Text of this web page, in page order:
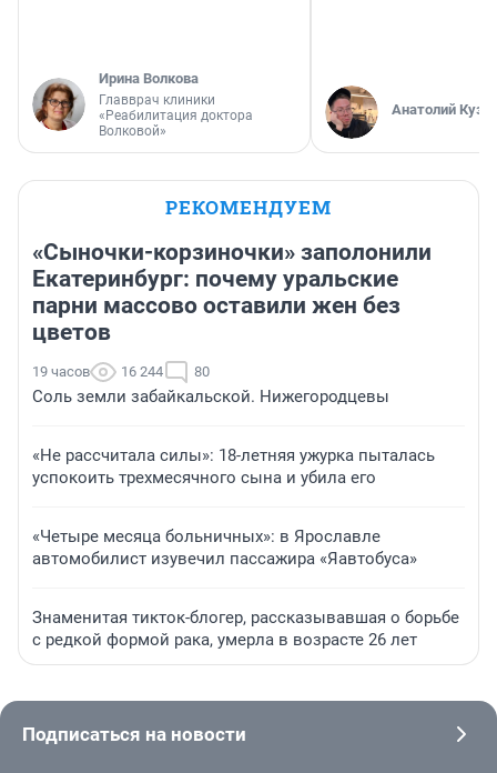
Ирина Волкова
Главврач клиники
«Реабилитация доктора
Волковой»
Анатолий
РЕКОМЕНДУЕМ
«Сыночки-корзиночки» заполонили
Екатеринбург: почему уральские
парни массово оставили жен без
цветов
19 часов 16 244 80
Соль земли забайкальской. Нижегородцевы
«Не рассчитала силы»: 18-летняя ужурка пыталась
успокоить трехмесячного сына и убила его
«Четыре месяца больничных»: в Ярославле
автомобилист изувечил пассажира «Яавтобуса»
Знаменитая тикток-блогер, рассказывавшая о борьбе
с редкой формой рака, умерла в возрасте 26 лет
Подписаться на новости